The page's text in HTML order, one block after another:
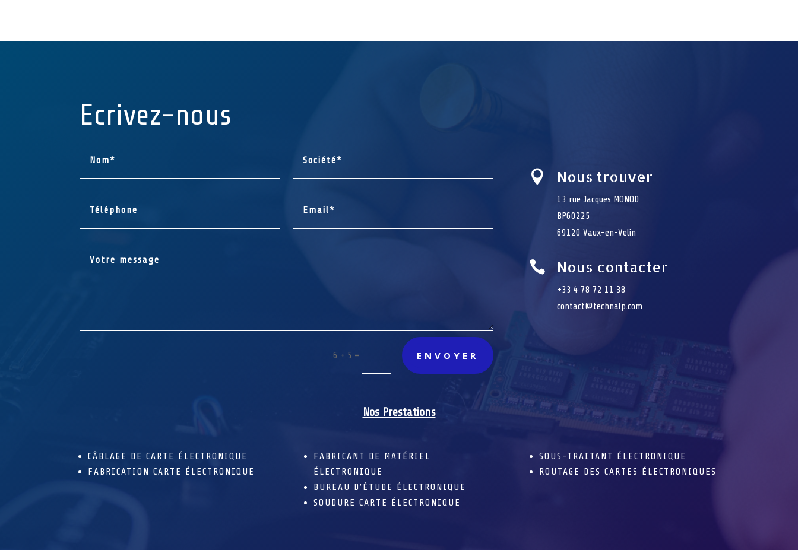
Ecrivez-nous
6 + 5 = ENVOYER
 Nous trouver
13 rue Jacques MONOD
BP60225
69120 Vaux-en-Velin
 Nous contacter
+33 4 78 72 11 38
contact@technalp.com
Nos Prestations
CÂBLAGE DE CARTE ÉLECTRONIQUE
FABRICATION CARTE ÉLECTRONIQUE
FABRICANT DE MATÉRIEL
ÉLECTRONIQUE
BUREAU D’ÉTUDE ÉLECTRONIQUE
SOUDURE CARTE ÉLECTRONIQUE
SOUS-TRAITANT ÉLECTRONIQUE
ROUTAGE DES CARTES ÉLECTRONIQUES